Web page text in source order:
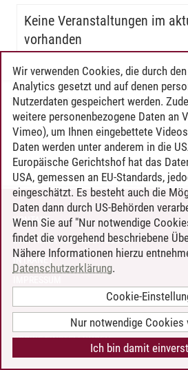
Keine Veranstaltungen im
vorhanden
Timo Leder/30.06.2024
KONTAKT
LEUPHANA ALS ARBEITGEBER
INTRANET
BARRIEREFREIHEIT
COOKIE-EINSTELLUNGEN
Wir verwenden Cookies, die durch
Analytics gesetzt und auf denen
Nutzerdaten gespeichert werden.
weitere personenbezogene Daten an
Vimeo), um Ihnen eingebettete
Daten werden unter anderem in die
Europäische Gerichtshof hat das
USA, gemessen an EU-Standards,
eingeschätzt. Es besteht auch die
Daten dann durch US-Behörden
Wenn Sie auf "Nur notwendige
findet die vorgehend beschriebene
Nähere Informationen hierzu
Datenschutzerklärung.
Cookie-
Nur notwendige Cookies
Ich bin damit